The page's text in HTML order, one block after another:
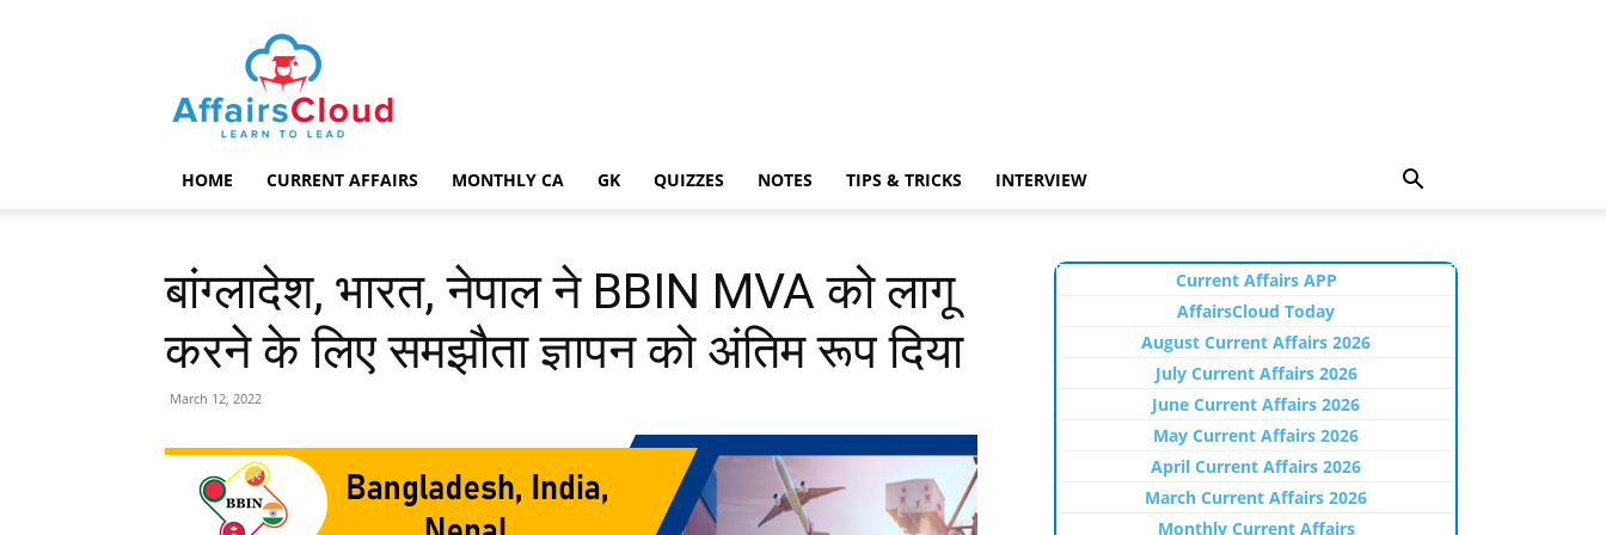
AffairsCloud.com
HOME CURRENT AFFAIRS MONTHLY CA GK QUIZZES NOTES TIPS & TRICKS INTERVIEW
बांग्लादेश, भारत, नेपाल ने BBIN MVA को लागू
करने के लिए समझौता ज्ञापन को अंतिम रूप दिया
March 12, 2022
Current Affairs APP
AffairsCloud Today
August Current Affairs 2026
July Current Affairs 2026
June Current Affairs 2026
May Current Affairs 2026
April Current Affairs 2026
March Current Affairs 2026
Monthly Current Affairs